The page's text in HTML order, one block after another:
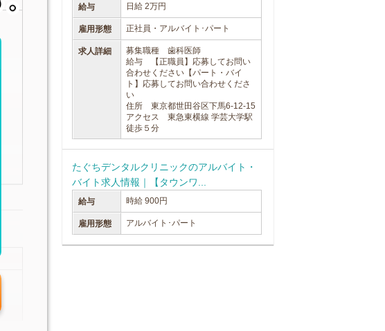
給与 日給 2万円
雇用形態 正社員・アルバイト･パート
求人詳細
募集職種 歯科医師
給与 【正職員】応募してお問い
合わせください【パート・バイ
ト】応募してお問い合わせくださ
い
住所 東京都世田谷区下馬6-12-15
アクセス 東急東横線 学芸大学駅
徒歩５分
たぐちデンタルクリニックのアルバイト・
バイト求人情報｜【タウンワ...
給与 時給 900円
雇用形態 アルバイト･パート